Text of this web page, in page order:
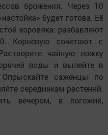
брожения. Через 10
будет готова. Её
коровяка: разбавляют
Корневую сочетают с
чайную ложку
воды и вылейте в
саженцы по
серединкам растений.
вечером, в погожий,